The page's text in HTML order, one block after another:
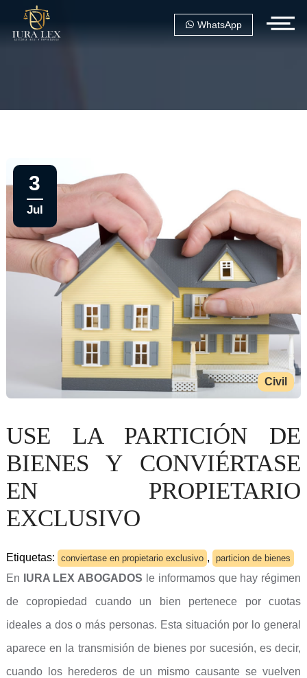
WhatsApp
Civil
3
Jul
USE LA PARTICIÓN DE
BIENES Y CONVIÉRTASE
EN PROPIETARIO
EXCLUSIVO
Etiquetas: conviertase en propietario exclusivo , particion de bienes
En IURA LEX ABOGADOS le informamos que hay régimen
de copropiedad cuando un bien pertenece por cuotas
ideales a dos o más personas. Esta situación por lo general
aparece en la transmisión de bienes por sucesión, es decir,
cuando los herederos de un mismo causante se vuelven